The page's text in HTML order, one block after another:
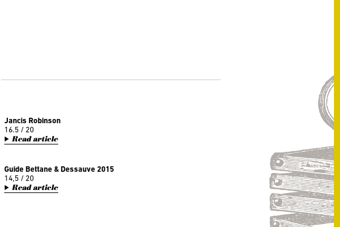
Jancis Robinson
16.5 / 20
Read article
Guide Bettane & Dessauve 2015
14,5 / 20
Read article